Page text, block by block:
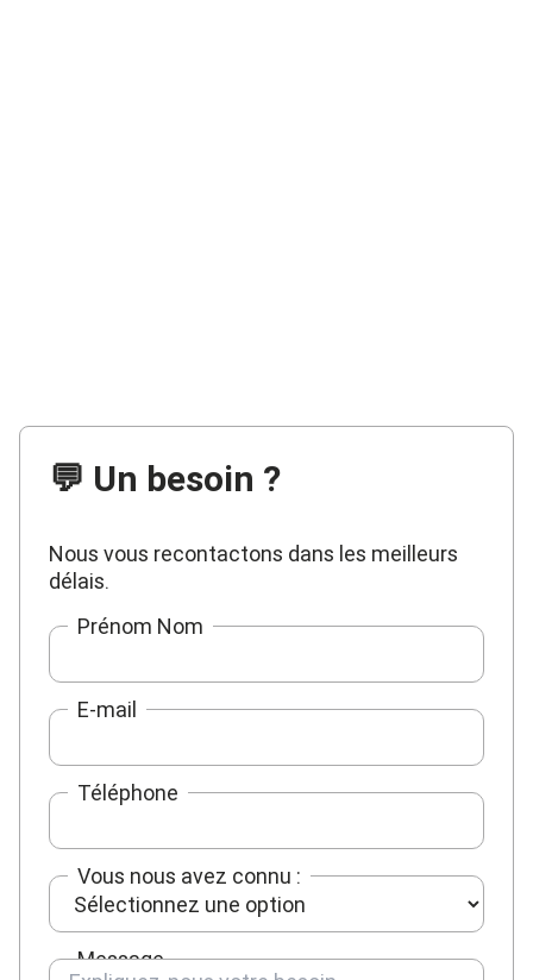
💬 Un besoin ?
Nous vous recontactons dans les meilleurs
délais.
Prénom Nom
E-mail
Téléphone
Vous nous avez connu :
Message